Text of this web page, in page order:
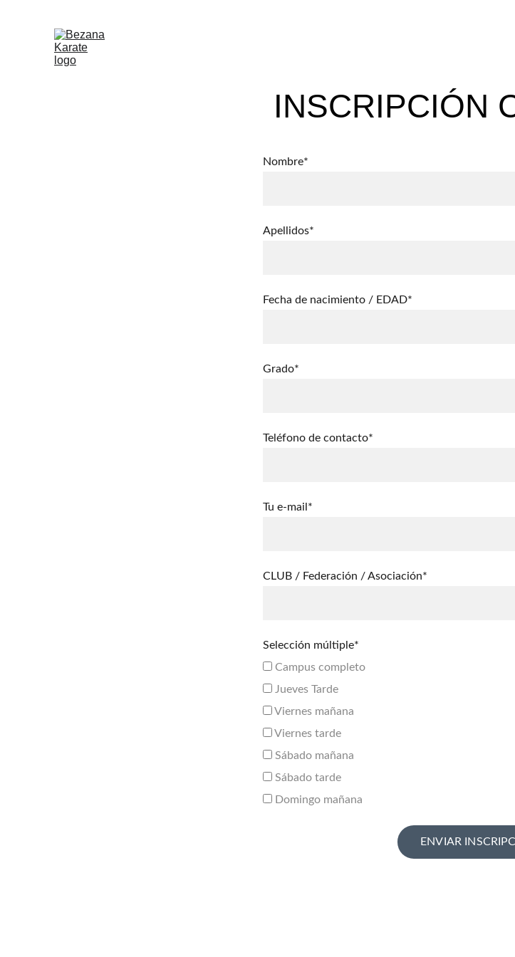
INSCRIPCIÓN
Nombre*
Apellidos*
Fecha de nacimiento / EDAD*
Grado*
Teléfono de contacto*
Tu e-mail*
CLUB / Federación / Asociación*
Selección múltiple*
Campus completo
Jueves Tarde
Viernes mañana
Viernes tarde
Sábado mañana
Sábado tarde
Domingo mañana
ENVIAR